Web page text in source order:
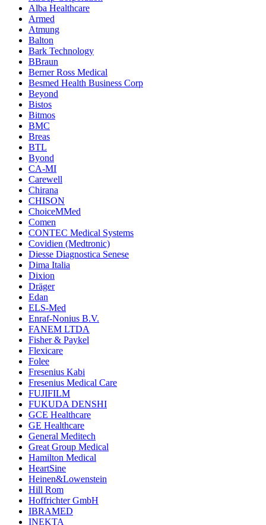
Alba Healthcare
Armed
Atmung
Balton
Bark Technology
BBraun
Berner Ross Medical
Besmed Health Business Corp
Beyond
Bistos
Bitmos
BMC
Breas
BTL
Byond
CA-MI
Carewell
Chirana
CHISON
ChoiceMMed
Comen
CONTEC Medical Systems
Covidien (Medtronic)
Diesse Diagnostica Senese
Dima Italia
Dixion
Dräger
Edan
ELS-Med
Enraf-Nonius B.V.
FANEM LTDA
Fisher & Paykel
Flexicare
Folee
Fresenius Kabi
Fresenius Medical Care
FUJIFILM
FUKUDA DENSHI
GCE Healthcare
GE Healthcare
General Meditech
Great Group Medical
Hamilton Medical
HeartSine
Heinen&Lowenstein
Hill Rom
Hoffrichter GmbH
IBRAMED
INEKTA